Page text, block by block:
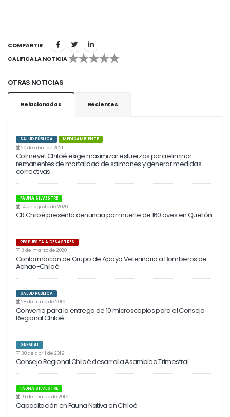
COMPARTIR
CALIFICA LA NOTICIA
1 2 3 4 5
OTRAS NOTICIAS
Relacionadas Recientes
SALUD PÚBLICA MEDIOAMBIENTE
20 de abril de 2021
Colmevet Chiloé exige maximizar esfuerzos para eliminar
remanentes de mortalidad de salmones y generar medidas
correctivas
FAUNA SILVESTRE
14 de agosto de 2020
CR Chiloé presentó denuncia por muerte de 160 aves en Quellón
RESPUESTA A DESASTRES
3 de marzo de 2020
Conformación de Grupo de Apoyo Veterinario a Bomberos de
Achao-Chiloé
SALUD PÚBLICA
28 de junio de 2019
Convenio para la entrega de 10 microscopios para el Consejo
Regional Chiloé
GREMIAL
30 de abril de 2019
Consejo Regional Chiloé desarrolla Asamblea Trimestral
FAUNA SILVESTRE
19 de marzo de 2019
Capacitación en Fauna Nativa en Chiloé